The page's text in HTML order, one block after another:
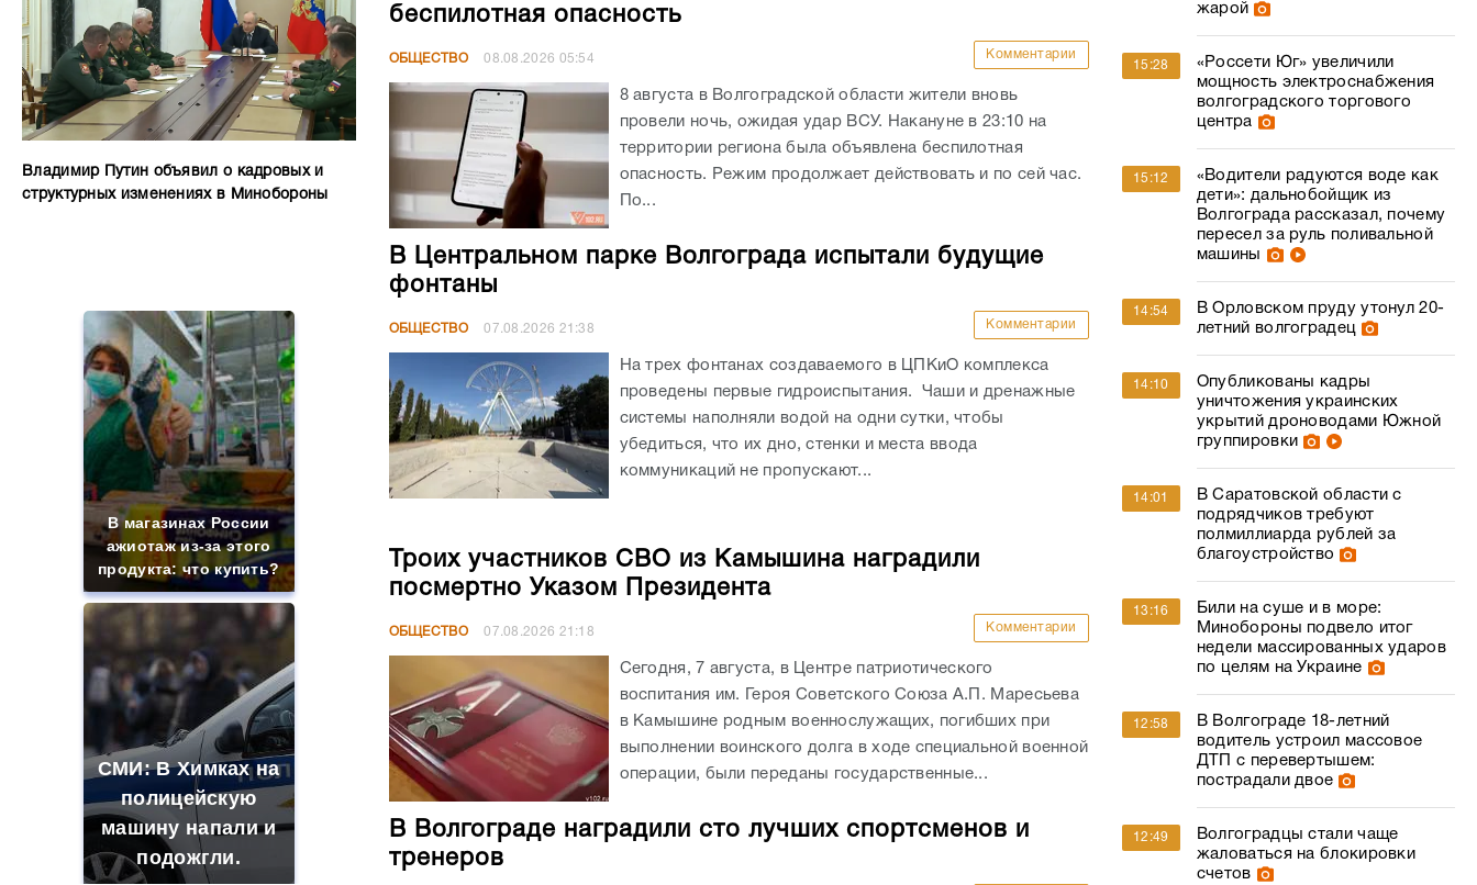
Владимир Путин объявил о кадровых и
структурных изменениях в Минобороны
В магазинах России
ажиотаж из-за этого
продукта: что купить?
СМИ: В Химках на
полицейскую
машину напали и
подожгли.
беспилотная опасность
ОБЩЕСТВО 08.08.2026 05:54 Комментарии
8 августа в Волгоградской области жители вновь
провели ночь, ожидая удар ВСУ. Накануне в 23:10 на
территории региона была объявлена беспилотная
опасность. Режим продолжает действовать и по сей час.
По...
В Центральном парке Волгограда испытали будущие
фонтаны
ОБЩЕСТВО 07.08.2026 21:38 Комментарии
На трех фонтанах создаваемого в ЦПКиО комплекса
проведены первые гидроиспытания. Чаши и дренажные
системы наполняли водой на одни сутки, чтобы
убедиться, что их дно, стенки и места ввода
коммуникаций не пропускают...
Троих участников СВО из Камышина наградили
посмертно Указом Президента
ОБЩЕСТВО 07.08.2026 21:18 Комментарии
Сегодня, 7 августа, в Центре патриотического
воспитания им. Героя Советского Союза А.П. Маресьева
в Камышине родным военнослужащих, погибших при
выполнении воинского долга в ходе специальной военной
операции, были переданы государственные...
В Волгограде наградили сто лучших спортсменов и
тренеров
жарой
15:28
«Россети Юг» увеличили
мощность электроснабжения
волгоградского торгового
центра
15:12
«Водители радуются воде как
дети»: дальнобойщик из
Волгограда рассказал, почему
пересел за руль поливальной
машины
14:54
В Орловском пруду утонул 20-
летний волгоградец
14:10
Опубликованы кадры
уничтожения украинских
укрытий дроноводами Южной
группировки
14:01
В Саратовской области с
подрядчиков требуют
полмиллиарда рублей за
благоустройство
13:16
Били на суше и в море:
Минобороны подвело итог
недели массированных ударов
по целям на Украине
12:58
В Волгограде 18-летний
водитель устроил массовое
ДТП с перевертышем:
пострадали двое
12:49
Волгоградцы стали чаще
жаловаться на блокировки
счетов